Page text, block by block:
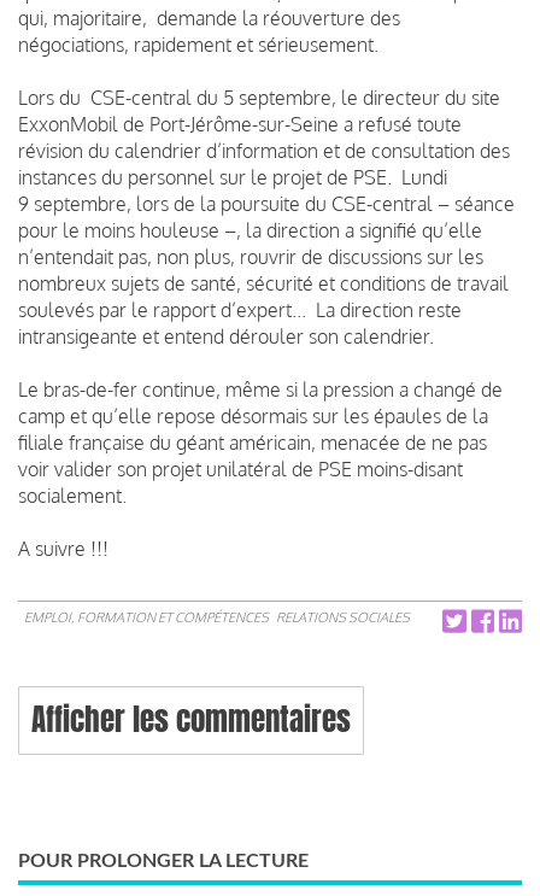
qui, majoritaire, demande la réouverture des
négociations, rapidement et sérieusement.
Lors du CSE-central du 5 septembre, le directeur du site
ExxonMobil de Port-Jérôme-sur-Seine a refusé toute
révision du calendrier d’information et de consultation des
instances du personnel sur le projet de PSE. Lundi
9 septembre, lors de la poursuite du CSE-central – séance
pour le moins houleuse –, la direction a signifié qu’elle
n’entendait pas, non plus, rouvrir de discussions sur les
nombreux sujets de santé, sécurité et conditions de travail
soulevés par le rapport d’expert... La direction reste
intransigeante et entend dérouler son calendrier.
Le bras-de-fer continue, même si la pression a changé de
camp et qu’elle repose désormais sur les épaules de la
filiale française du géant américain, menacée de ne pas
voir valider son projet unilatéral de PSE moins-disant
socialement.
A suivre !!!
EMPLOI, FORMATION ET COMPÉTENCES RELATIONS SOCIALES
Afficher les commentaires
POUR PROLONGER LA LECTURE